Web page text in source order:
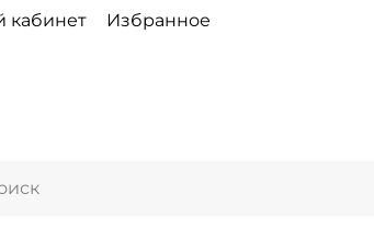
кабинет Избранное